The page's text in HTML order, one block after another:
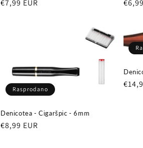
Redovna
€7,99 EUR
Rasprodano
Denicotea - Cigaršpic - 6mm
Redovna
€8,99 EUR